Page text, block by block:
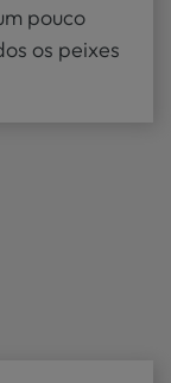
pouco
os peixes